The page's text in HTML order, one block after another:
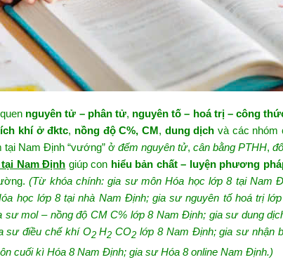
nguyên tử – phân tử, nguyên tố – hoá trị – công
khí ở đktc, nồng độ C%, CM, dung dịch và các nhóm
tại Nam Định “vướng” ởđếm nguyên tử,cân bằng PTHH,
Nam Định giúp con hiểu bản chất – luyện phương
(Từ khóa chính: gia sư môn Hóa học lớp 8 tại Nam
học lớp 8 tại nhà Nam Định; gia sư nguyên tố hoá trị
mol – nồng độ CM C% lớp 8 Nam Định; gia sư dung
sư điều chế khí O2H2 CO2 lớp 8 Nam Định; gia sư nhận
cuối kì Hóa 8 Nam Định; gia sư Hóa 8 online Nam Định.)